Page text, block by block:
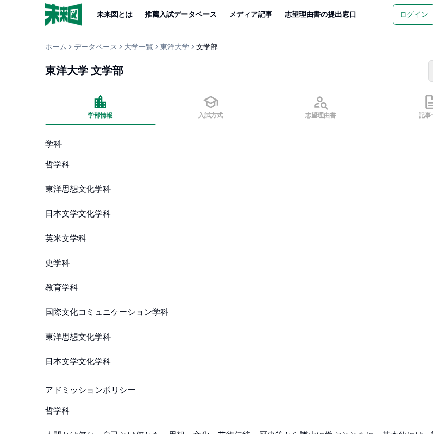
未来図とは 推薦入試データベース メディア記事 志望理由書の提出窓口 ログイン
ホーム データベース 大学一覧 東洋大学 文学部
東洋大学 文学部
学部情報 入試方式 志望理由書 記事
学科
哲学科
東洋思想文化学科
日本文学文化学科
英米文学科
史学科
教育学科
国際文化コミュニケーション学科
東洋思想文化学科
アドミッションポリシー
哲学科